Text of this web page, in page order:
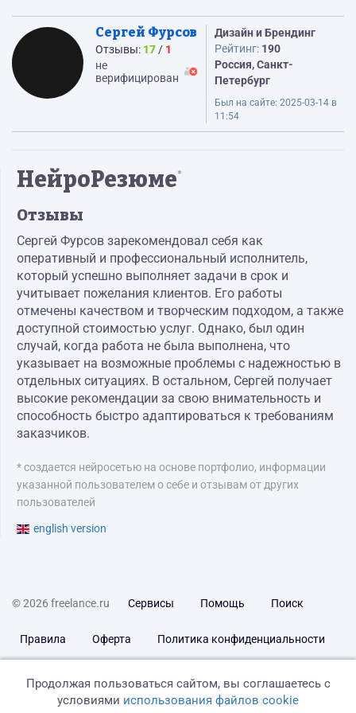
Сергей Фурсов
Отзывы: 17 / 1
не
верифицирован
Дизайн и Брендинг
Рейтинг: 190
Россия, Санкт-
Петербург
Был на сайте: 2025-03-14 в
11:54
НейроРезюме*
Отзывы
Сергей Фурсов зарекомендовал себя как
оперативный и профессиональный исполнитель,
который успешно выполняет задачи в срок и
учитывает пожелания клиентов. Его работы
отмечены качеством и творческим подходом, а также
доступной стоимостью услуг. Однако, был один
случай, когда работа не была выполнена, что
указывает на возможные проблемы с надежностью в
отдельных ситуациях. В остальном, Сергей получает
высокие рекомендации за свою внимательность и
способность быстро адаптироваться к требованиям
заказчиков.
* создается нейросетью на основе портфолио, информации
указанной пользователем о себе и отзывам от других
пользователей
english version
© 2026 freelance.ru Сервисы Помощь Поиск
Правила Оферта Политика конфиденциальности
Продолжая пользоваться сайтом, вы соглашаетесь с
условиями использования файлов cookie